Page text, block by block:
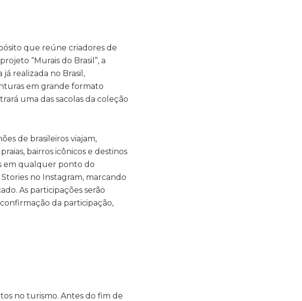
que reúne criadores de
“Murais do Brasil”, a
realizada no Brasil,
em grande formato
uma das sacolas da coleção
de brasileiros viajam,
bairros icônicos e destinos
em qualquer ponto do
no Instagram, marcando
As participações serão
da participação,
no turismo. Antes do fim de